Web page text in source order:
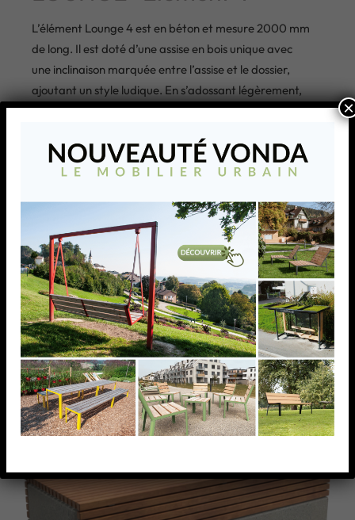
L’élément Lounge 4 est en béton et mesure 2000 mm
de long. Il est doté d’une assise en bois unique avec
une inclinaison marquée entre l’assise et le dossier,
ajoutant un style ludique. En s’adossant légèrement,
les utilisateurs peuvent se détendre confortablement
combiné avec les autres éléments de la série Lounge.
AJOUTER À MA LISTE
×